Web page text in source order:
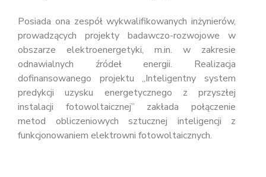
Posiada ona zespół wykwalifikowanych inżynierów,
prowadzących projekty badawczo-rozwojowe w
obszarze elektroenergetyki, m.in. w zakresie
odnawialnych źródeł energii. Realizacja
dofinansowanego projektu „Inteligentny system
predykcji uzysku energetycznego z przyszłej
instalacji fotowoltaicznej” zakłada połączenie
metod obliczeniowych sztucznej inteligencji z
funkcjonowaniem elektrowni fotowoltaicznych.